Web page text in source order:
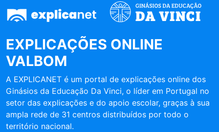
EXPLICAÇÕES ONLINE
VALBOM
A EXPLICANET é um portal de explicações online dos
Ginásios da Educação Da Vinci, o líder em Portugal no
setor das explicações e do apoio escolar, graças à sua
ampla rede de 31 centros distribuídos por todo o
território nacional.